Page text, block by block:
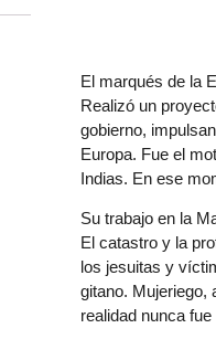
El marqués de la
Realizó un
gobierno,
Europa. Fue el
Indias. En ese
Su trabajo en la
El catastro y la
los jesuitas y
gitano. Mujeriego,
realidad nunca fue